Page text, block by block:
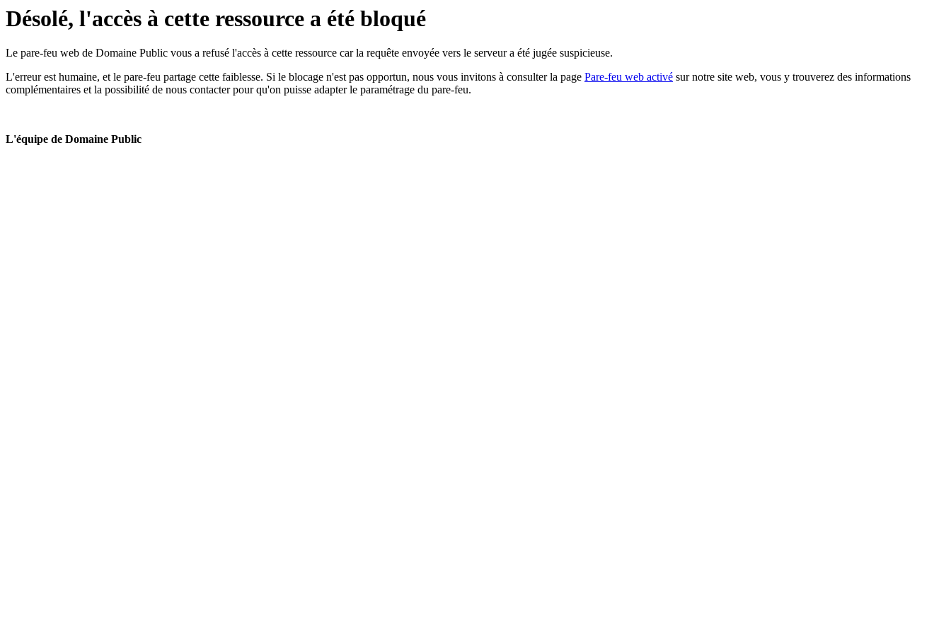
Désolé, l'accès à cette ressource a été bloqué
Le pare-feu web de Domaine Public vous a refusé l'accès à cette ressource car la requête envoyée vers le serveur a été jugée suspicieuse.
L'erreur est humaine, et le pare-feu partage cette faiblesse. Si le blocage n'est pas opportun, nous vous invitons à consulter la page Pare-feu web activé sur notre site web, vous y trouverez des informations
complémentaires et la possibilité de nous contacter pour qu'on puisse adapter le paramétrage du pare-feu.
L'équipe de Domaine Public